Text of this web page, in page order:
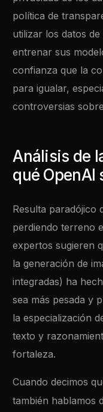
política de
utilizar los datos
entrenar sus
confianza que la
para igualar,
controversias
Análisis de
qué OpenAI
Resulta paradójico
perdiendo terreno
expertos sugieren
la generación de
integradas) ha
sea más pesada y
la especialización
texto y
fortaleza.
Cuando decimos
también hablamos